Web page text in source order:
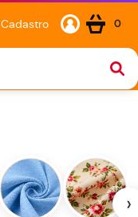
Cadastro 0
›